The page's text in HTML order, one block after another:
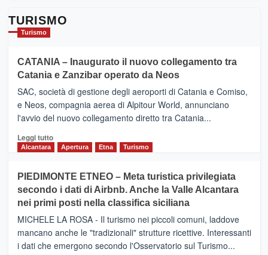
TURISMO
Turismo
CATANIA – Inaugurato il nuovo collegamento tra
Catania e Zanzibar operato da Neos
SAC, società di gestione degli aeroporti di Catania e Comiso,
e Neos, compagnia aerea di Alpitour World, annunciano
l'avvio del nuovo collegamento diretto tra Catania...
Leggi tuttoLeggi
CATANIA
–
Inaugurato
il
nuovo
collegamento
tra
Alcantara Apertura Etna Turismo
PIEDIMONTE ETNEO – Meta turistica privilegiata
secondo i dati di Airbnb. Anche la Valle Alcantara
nei primi posti nella classifica siciliana
MICHELE LA ROSA - Il turismo nei piccoli comuni, laddove
mancano anche le "tradizionali" strutture ricettive. Interessanti
i dati che emergono secondo l'Osservatorio sul Turismo...